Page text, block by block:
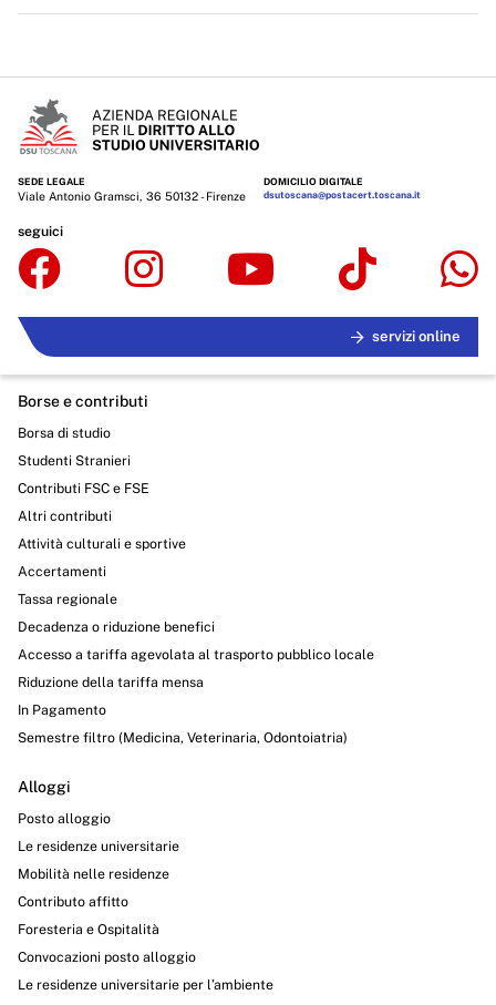
Servizi erogati
Opere pubbliche
Pianificazione e governo del territorio
Informazioni ambientali
Interventi straordinari e di emergenza
Altri contenuti
SEDE LEGALE
Viale Antonio Gramsci, 36 50132 - Firenze
DOMICILIO DIGITALE
dsutoscana@postacert.toscana.it
seguici
servizi online
Borse e contributi
Borsa di studio
Studenti Stranieri
Contributi FSC e FSE
Altri contributi
Attività culturali e sportive
Accertamenti
Tassa regionale
Decadenza o riduzione benefici
Accesso a tariffa agevolata al trasporto pubblico locale
Riduzione della tariffa mensa
In Pagamento
Semestre filtro (Medicina, Veterinaria, Odontoiatria)
Alloggi
Posto alloggio
Le residenze universitarie
Mobilità nelle residenze
Contributo affitto
Foresteria e Ospitalità
Convocazioni posto alloggio
Le residenze universitarie per l’ambiente